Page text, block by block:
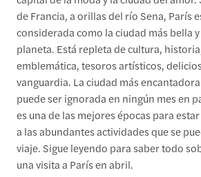
de Francia, a orillas del río Sena, París
considerada como la ciudad más bella
planeta. Está repleta de cultura,
emblemática, tesoros artísticos,
vanguardia. La ciudad más
puede ser ignorada en ningún mes en
es una de las mejores épocas para
a las abundantes actividades que se
viaje. Sigue leyendo para saber todo
una visita a París en abril.